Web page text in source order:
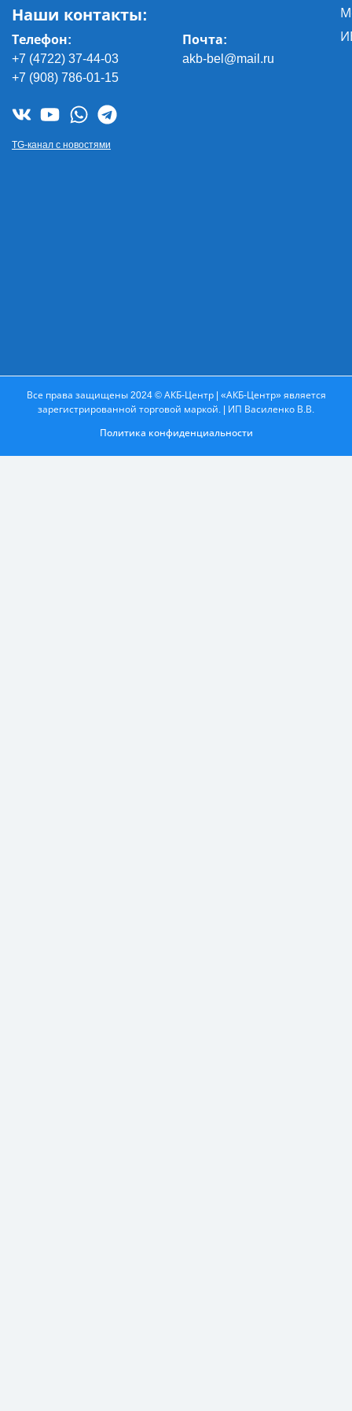
Наши контакты:
Телефон:
+7 (4722) 37-44-03
+7 (908) 786-01-15
Почта:
akb-bel@mail.ru
TG-канал с новостями
Все права защищены 2024 © АКБ-Центр | «АКБ-Центр» является
зарегистрированной торговой маркой. | ИП Василенко В.В.
Политика конфиденциальности